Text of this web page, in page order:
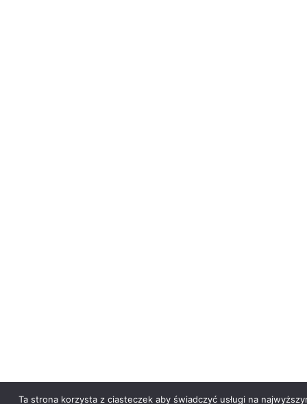
Ta strona korzysta z ciasteczek aby świadczyć usługi na